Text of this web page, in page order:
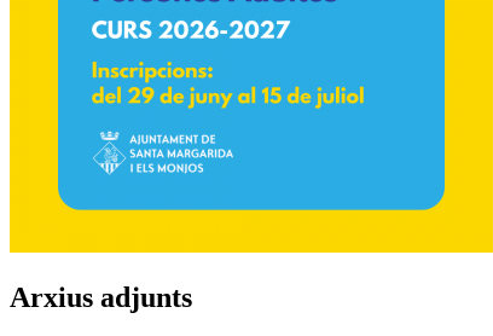
Arxius adjunts